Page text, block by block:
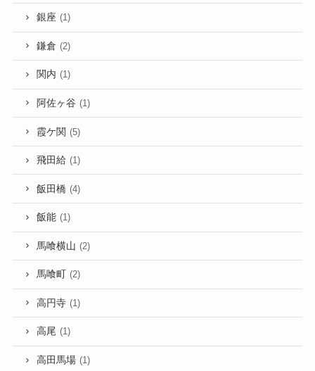
銀座 (1)
鎌倉 (2)
関内 (1)
阿佐ヶ谷 (1)
霞ケ関 (5)
飛田給 (1)
飯田橋 (4)
飯能 (1)
馬喰横山 (2)
馬喰町 (2)
高円寺 (1)
高尾 (1)
高田馬場 (1)